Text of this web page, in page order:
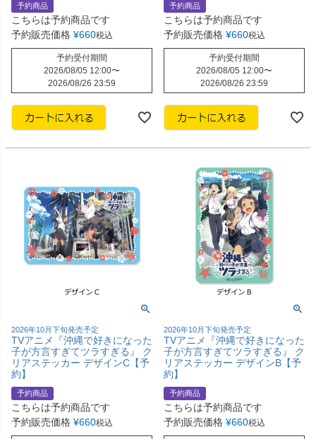
予約商品
こちらは予約商品です
予約販売価格 ¥660税込
予約受付期間
2026/08/05 12:00〜
2026/08/26 23:59
予約商品
こちらは予約商品です
予約販売価格 ¥660税込
予約受付期間
2026/08/05 12:00〜
2026/08/26 23:59
2026年10月下旬発売予定
TVアニメ『沖縄で好きになった
子が方言すぎてツラすぎる』 ク
リアステッカー デザインC【予
約】
予約商品
こちらは予約商品です
予約販売価格 ¥660税込
2026年10月下旬発売予定
TVアニメ『沖縄で好きになった
子が方言すぎてツラすぎる』 ク
リアステッカー デザインB【予
約】
予約商品
こちらは予約商品です
予約販売価格 ¥660税込